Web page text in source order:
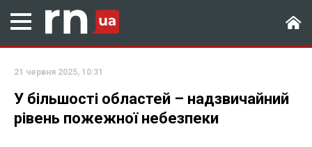
21 червня 2025, 10:31
У більшості областей – надзвичайний
рівень пожежної небезпеки